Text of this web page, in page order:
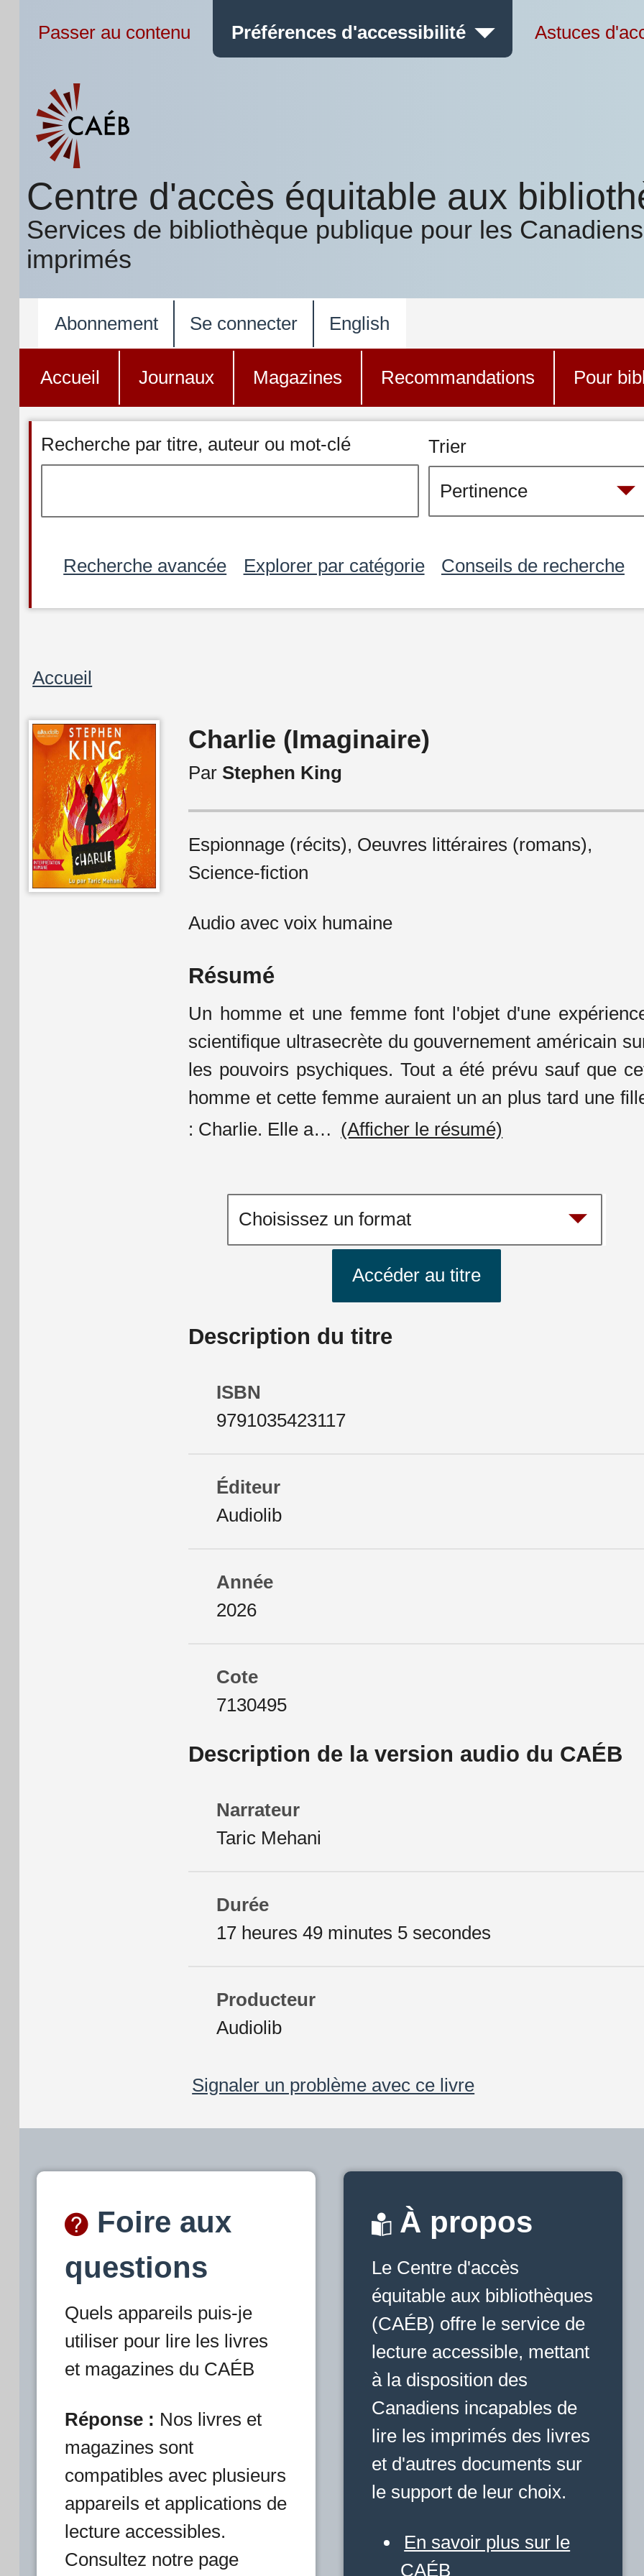
Passer au contenu Préférences d'accessibilité Astuces
Centre d'accès équitable aux
Services de bibliothèque publique pour les
imprimés
Abonnement Se connecter English
Accueil Journaux Magazines Recommandations Pour
Recherche par titre, auteur ou mot-clé Trier
Recherche avancée Explorer par catégorie Conseils de recherche
Fil
Accueil
Charlie (Imaginaire)
Par Stephen King
Espionnage (récits), Oeuvres littéraires (romans),
Science-fiction
Audio avec voix humaine
Résumé
Un homme et une femme font l'objet d'une
scientifique ultrasecrète du gouvernement américain
les pouvoirs psychiques. Tout a été prévu sauf que
homme et cette femme auraient un an plus tard une
: Charlie. Elle a… (Afficher le résumé)
Accéder au titre
Description du titre
ISBN
9791035423117
Éditeur
Audiolib
Année
2026
Cote
7130495
Description de la version audio du CAÉB
Narrateur
Taric Mehani
Durée
17 heures 49 minutes 5 secondes
Producteur
Audiolib
Signaler un problème avec ce livre
Foire aux
questions
Quels appareils puis-je
utiliser pour lire les livres
et magazines du CAÉB
Réponse : Nos livres et
magazines sont
compatibles avec plusieurs
appareils et applications de
lecture accessibles.
Consultez notre page
À propos
Le Centre d'accès
équitable aux bibliothèques
(CAÉB) offre le service de
lecture accessible, mettant
à la disposition des
Canadiens incapables de
lire les imprimés des livres
et d'autres documents sur
le support de leur choix.
En savoir plus sur le
CAÉB